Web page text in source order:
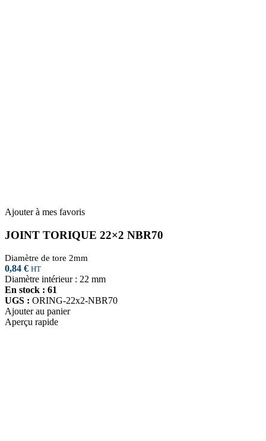
Ajouter à mes favoris
JOINT TORIQUE 22×2 NBR70
Diamètre de tore 2mm
0,84 € HT
Diamètre intérieur : 22 mm
En stock : 61
UGS : ORING-22x2-NBR70
Ajouter au panier
Aperçu rapide